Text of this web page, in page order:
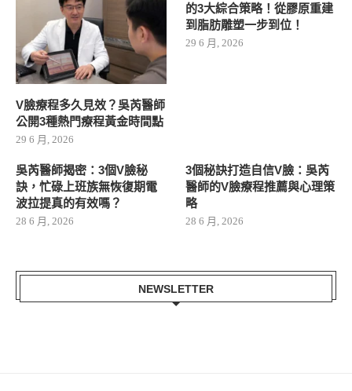
V臉療程多久見效？吳芮醫師
公開3種熱門療程黃金時間點
29 6 月, 2026
的3大綜合策略！從膠原重建
到脂肪雕塑一步到位！
29 6 月, 2026
吳芮醫師揭密：3個V臉秘
訣，忙碌上班族無恢復期電
波拉提真的有效嗎？
28 6 月, 2026
3個秘訣打造自信V臉：吳芮
醫師的V臉療程推薦與心理策
略
28 6 月, 2026
NEWSLETTER